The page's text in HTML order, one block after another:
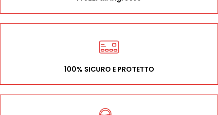
100% SICURO E PROTETTO